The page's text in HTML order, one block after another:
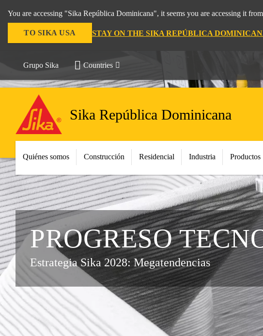
You are accessing "Sika República Dominicana", it seems you are accessing it
TO SIKA USA STAY ON THE SIKA REPÚBLICA
Grupo Sika Countries
Sika República Dominicana
Quiénes somos Construcción Residencial Industria Productos
PROGRESO
Estrategia Sika 2028: Megatendencias